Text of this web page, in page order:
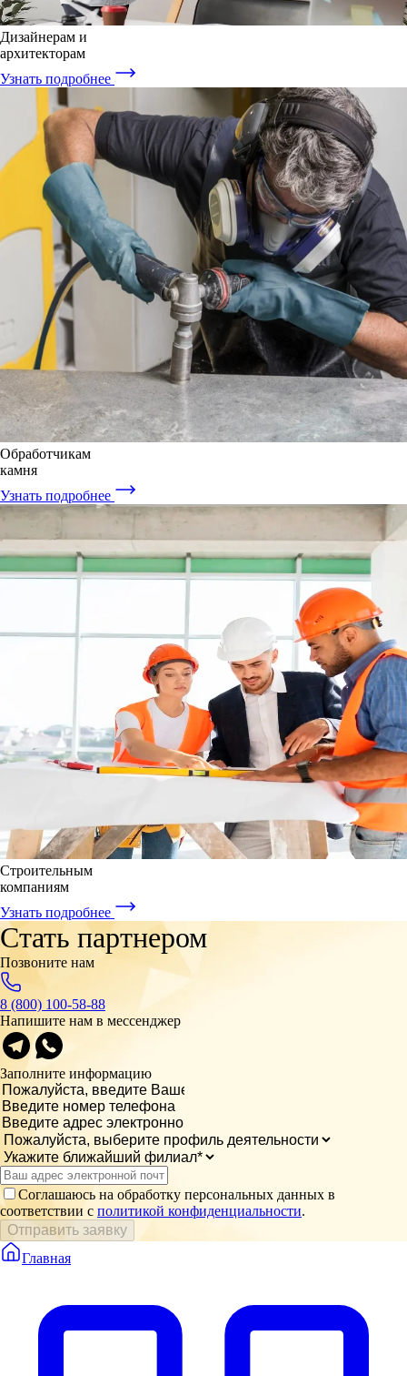
Дизайнерам и
архитекторам
Узнать подробнее
Обработчикам
камня
Узнать подробнее
Строительным
компаниям
Узнать подробнее
Стать партнером
Позвоните нам
8 (800) 100-58-88
Напишите нам в мессенджер
Заполните информацию
Соглашаюсь на обработку персональных данных в
соответствии с политикой конфиденциальности.
Отправить заявку
Главная